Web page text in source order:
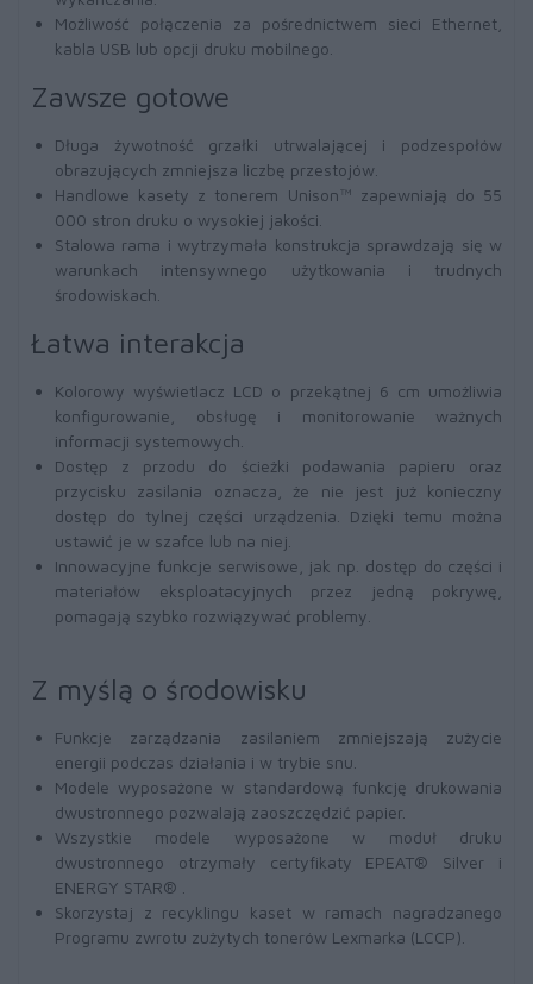
Możliwość połączenia za pośrednictwem sieci Ethernet,
kabla USB lub opcji druku mobilnego.
Zawsze gotowe
Długa żywotność grzałki utrwalającej i podzespołów
obrazujących zmniejsza liczbę przestojów.
Handlowe kasety z tonerem Unison™ zapewniają do 55
000 stron druku o wysokiej jakości.
Stalowa rama i wytrzymała konstrukcja sprawdzają się w
warunkach intensywnego użytkowania i trudnych
środowiskach.
Łatwa interakcja
Kolorowy wyświetlacz LCD o przekątnej 6 cm umożliwia
konfigurowanie, obsługę i monitorowanie ważnych
informacji systemowych.
Dostęp z przodu do ścieżki podawania papieru oraz
przycisku zasilania oznacza, że nie jest już konieczny
dostęp do tylnej części urządzenia. Dzięki temu można
ustawić je w szafce lub na niej.
Innowacyjne funkcje serwisowe, jak np. dostęp do części i
materiałów eksploatacyjnych przez jedną pokrywę,
pomagają szybko rozwiązywać problemy.
Z myślą o środowisku
Funkcje zarządzania zasilaniem zmniejszają zużycie
energii podczas działania i w trybie snu.
Modele wyposażone w standardową funkcję drukowania
dwustronnego pozwalają zaoszczędzić papier.
Wszystkie modele wyposażone w moduł druku
dwustronnego otrzymały certyfikaty EPEAT® Silver i
ENERGY STAR® .
Skorzystaj z recyklingu kaset w ramach nagradzanego
Programu zwrotu zużytych tonerów Lexmarka (LCCP).